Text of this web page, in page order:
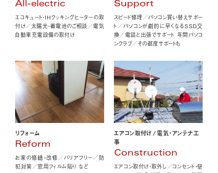
All-electric
エコキュート・IHクッキングヒーターの取
付け／太陽光・蓄電池のご相談／電気
自動車充電設備の取付け
Support
スピード修理／パソコン買い替えサポー
ト／パソコンが劇的に早くなるSSD交
換／電話と出張でサポート 年間パソコ
ンクラブ／その都度サポートも
リフォーム
Reform
お家の修繕・改修／バリアフリー／防
犯対策／窓用フィルム貼り など
エアコン取付け/電気・アンテナ工
事
Construction
エアコン取付け・取外し／コンセント・壁